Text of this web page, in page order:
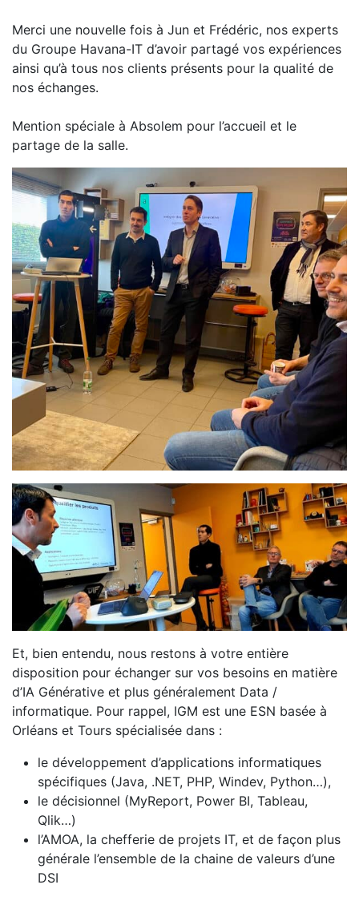
Merci une nouvelle fois à Jun et Frédéric, nos experts
du Groupe Havana-IT d’avoir partagé vos expériences
ainsi qu’à tous nos clients présents pour la qualité de
nos échanges.
Mention spéciale à Absolem pour l’accueil et le
partage de la salle.
Et, bien entendu, nous restons à votre entière
disposition pour échanger sur vos besoins en matière
d’IA Générative et plus généralement Data /
informatique. Pour rappel, IGM est une ESN basée à
Orléans et Tours spécialisée dans :
le développement d’applications informatiques
spécifiques (Java, .NET, PHP, Windev, Python…),
le décisionnel (MyReport, Power BI, Tableau,
Qlik…)
l’AMOA, la chefferie de projets IT, et de façon plus
générale l’ensemble de la chaine de valeurs d’une
DSI